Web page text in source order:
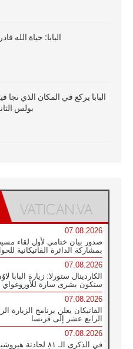
البابا: حياة الله
البابا يركع في المكان الذي نجا
بولس
07.08.2026
صدور بيان ختامي لأول لقاء
بمشاركة الدائرة الفاتيكانية
07.08.2026
الكاردينال ستورلا: زيارة البابا
ستكون بشرى سارة للأوروغواي
07.08.2026
الفاتيكان يعلن برنامج الزيارة
الرابع عشر إلى فرنسا
07.08.2026
في الذكرى الـ ٨١